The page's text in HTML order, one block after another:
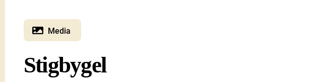
Media
Stigbygel